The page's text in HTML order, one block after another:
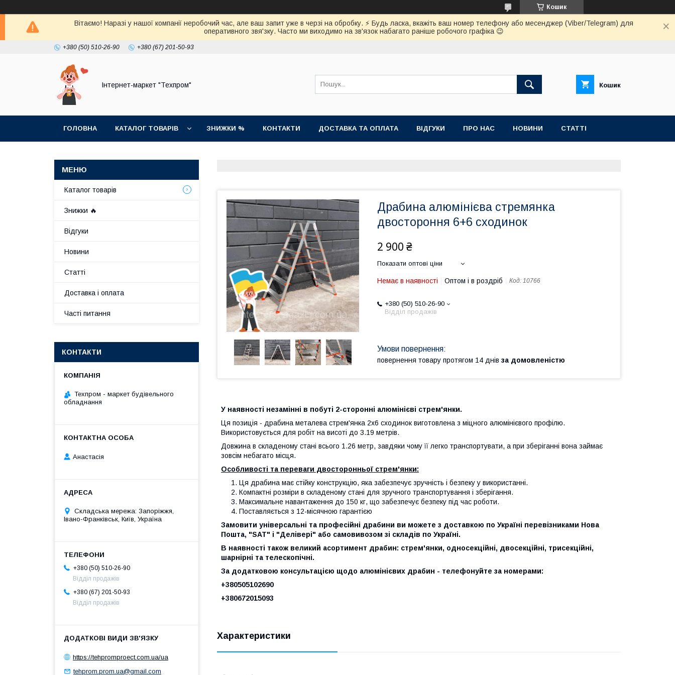
Кошик
Вітаємо! Наразі у нашої компанії неробочий час, але ваш запит уже в черзі на обробку. ⚡️ Будь ласка, вкажіть ваш номер телефону або месенджер (Viber/Telegram) для
оперативного звя'зку. Часто ми виходимо на зв'язок набагато раніше робочого графіка 😉
+380 (50) 510-26-90 +380 (67) 201-50-93
Інтернет-маркет "Техпром" Кошик
ГОЛОВНА КАТАЛОГ ТОВАРIВ ЗНИЖКИ % КОНТАКТИ ДОСТАВКА ТА ОПЛАТА ВІДГУКИ ПРО НАС НОВИНИ СТАТТІ
Драбина алюмінієва стремянка
двостороння 6+6 сходинок
2 900 ₴
Показати оптові ціни
Немає в наявності Оптом і в роздріб Код: 10766
+380 (50) 510-26-90
Відділ продажів
повернення товару протягом 14 днів за домовленістю
У наявності незамінні в побуті 2-сторонні алюмінієві стрем'янки.
Ця позиція - драбина металева стрем'янка 2х6 сходинок виготовлена з міцного алюмінієвого профілю.
Використовується для робіт на висоті до 3.19 метрів.
Довжина в складеному стані всього 1.26 метр, завдяки чому її легко транспортувати, а при зберіганні вона займає
зовсім небагато місця.
Особливості та переваги двосторонньої стрем'янки:
Ця драбина має стійку конструкцію, яка забезпечує зручність і безпеку у використанні.
Компактні розміри в складеному стані для зручного транспортування і зберігання.
Максимальне навантаження до 150 кг, що забезпечує безпеку під час роботи.
Поставляється з 12-місячною гарантією
Замовити універсальні та професійні драбини ви можете з доставкою по Україні перевізниками Нова
Пошта, "SAT" і "Делівері" або самовивозом зі складів по Україні.
В наявності також великий асортимент драбин: стрем'янки, односекційні, двосекційні, трисекційні,
шарнірні та телескопічні.
За додатковою консультацією щодо алюмінієвих драбин - телефонуйте за номерами:
+380505102690
+380672015093
Характеристики
Каталог товарiв
Знижки 🔥
Відгуки
Новини
Статті
Доставка і оплата
Часті питання
КОНТАКТИ
Техпром - маркет будівельного
обладнання
Анастасія
Складська мережа: Запоріжжя,
Івано-Франківськ, Київ, Україна
+380 (50) 510-26-90
Відділ продажів
+380 (67) 201-50-93
Відділ продажів
https://tehpromproect.com.ua/ua
tehprom.prom.ua@gmail.com